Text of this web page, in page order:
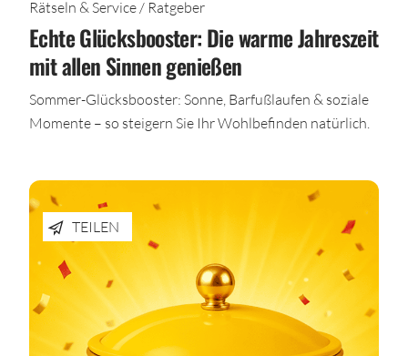
Rätseln & Service / Ratgeber
Echte Glücksbooster: Die warme Jahreszeit
mit allen Sinnen genießen
Sommer-Glücksbooster: Sonne, Barfußlaufen & soziale
Momente – so steigern Sie Ihr Wohlbefinden natürlich.
TEILEN